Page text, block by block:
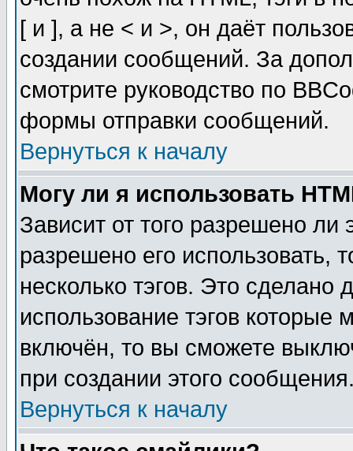
[ и ], а не < и >, он даёт
создании сообщений. За
смотрите руководство по
формы отправки сообщений.
Вернуться к началу
Могу ли я использовать
Зависит от того разрешено
разрешено его использовать,
несколько тэгов. Это сделано
использование тэгов
включён, то вы сможете
при создании этого
Вернуться к началу